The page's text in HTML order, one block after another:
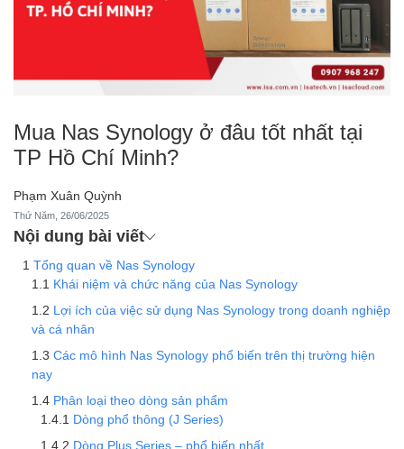
Mua Nas Synology ở đâu tốt nhất tại
TP Hồ Chí Minh?
Phạm Xuân Quỳnh
Thứ Năm, 26/06/2025
Nội dung bài viết
Tổng quan về Nas Synology
Khái niệm và chức năng của Nas Synology
Lợi ích của việc sử dụng Nas Synology trong doanh nghiệp
và cá nhân
Các mô hình Nas Synology phổ biến trên thị trường hiện
nay
Phân loại theo dòng sản phẩm
Dòng phổ thông (J Series)
Dòng Plus Series – phổ biến nhất